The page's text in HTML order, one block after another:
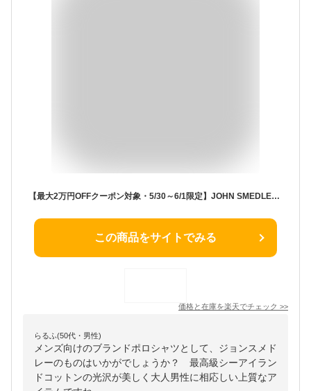
【最大2万円OFFクーポン対象・5/30～6/1限定】JOHN SMEDLEY ジョンスメドレー ポロシャツ RHODES ITALIAN FIT メンズ 半袖 ニット セーター コットン カラー6色
この商品をサイトでみる
価格と在庫を楽天でチェック >>
らるふ(50代・男性)
メンズ向けのブランドポロシャツとして、ジョンスメド
レーのものはいかがでしょうか？ 最高級シーアイラン
ドコットンの光沢が美しく大人男性に相応しい上質なア